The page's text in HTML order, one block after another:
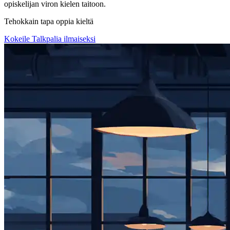
opiskelijan viron kielen taitoon.
Tehokkain tapa oppia kieltä
Kokeile Talkpalia ilmaiseksi